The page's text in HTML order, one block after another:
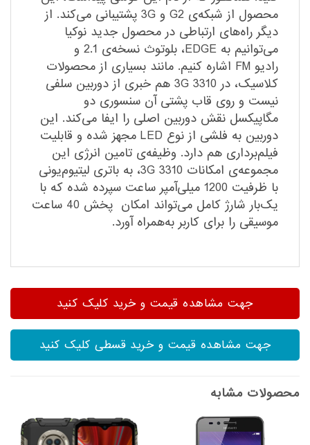
محصول از شبکه‌ی G‌2 و 3G پشتیبانی می‌کند. از
دیگر راه‌های ارتباطی در محصول جدید نوکیا
می‌توانیم به EDGE، بلوتوث نسخه‌ی 2.1 و
رادیو‌ FM‌ اشاره کنیم. مانند بسیاری از محصولات
کلاسیک، در 3310 3G هم خبری از دوربین سلفی
نیست و روی قاب پشتی آن سنسوری دو
مگاپیکسل نقش دوربین اصلی را ایفا می‌کند. این
دوربین به فلشی از نوع‌ LED‌ مجهز شده و قابلیت
فیلم‌برداری هم دارد. وظیفه‌ی تامین انرژی این
مجموعه‌ی امکانات 3310 3G، به باتری لیتیوم‌یونی
با ظرفیت 1200 میلی‌آمپر ساعت سپرده شده که با
یک‌بار شارژ کامل می‌تواند امکان پخش 40 ساعت
موسیقی را برای کاربر به‌همراه آورد.
جهت مشاهده قیمت و خرید کلیک کنید
جهت مشاهده قیمت و خرید قسطی کلیک کنید
محصولات مشابه